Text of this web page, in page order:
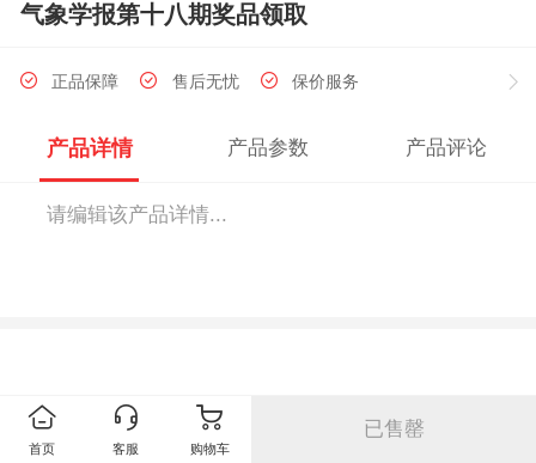
气象学报第十八期奖品领取
正品保障 售后无忧 保价服务
产品详情 产品参数 产品评论
请编辑该产品详情...
首页 客服 购物车
已售罄